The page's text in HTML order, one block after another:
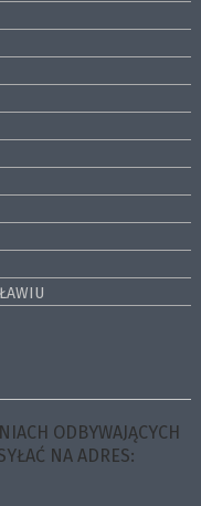
ODBYWAJĄCYCH
NA ADRES: